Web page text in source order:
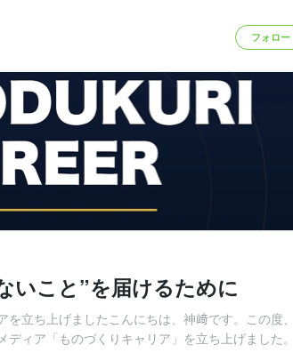
フォロー
いこと”を届けるために
立ち上げましたこんにちは、神﨑です。この度、
ィア「ものづくりキャリア」を立ち上げました。